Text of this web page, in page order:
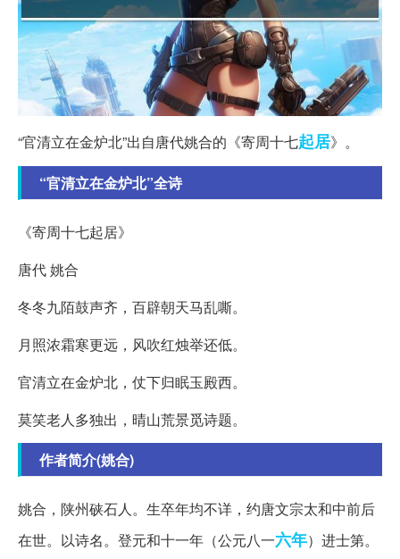
“官清立在金炉北”出自唐代姚合的《寄周十七起居》。
“官清立在金炉北”全诗
《寄周十七起居》
唐代 姚合
冬冬九陌鼓声齐，百辟朝天马乱嘶。
月照浓霜寒更远，风吹红烛举还低。
官清立在金炉北，仗下归眠玉殿西。
莫笑老人多独出，晴山荒景觅诗题。
作者简介(姚合)
姚合，陕州硖石人。生卒年均不详，约唐文宗太和中前后
在世。以诗名。登元和十一年（公元八一六年）进士第。